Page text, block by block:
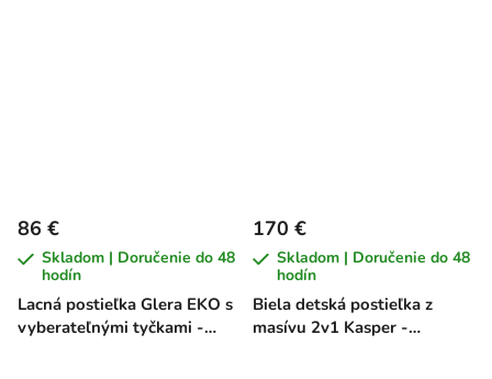
Lacná postieľka Glera EKO s
vyberateľnými tyčkami -
86 €
Skladom | Doručenie do 48
hodín
Biela detská postieľka z
masívu 2v1 Kasper -
170 €
Skladom | Doručenie do 48
hodín